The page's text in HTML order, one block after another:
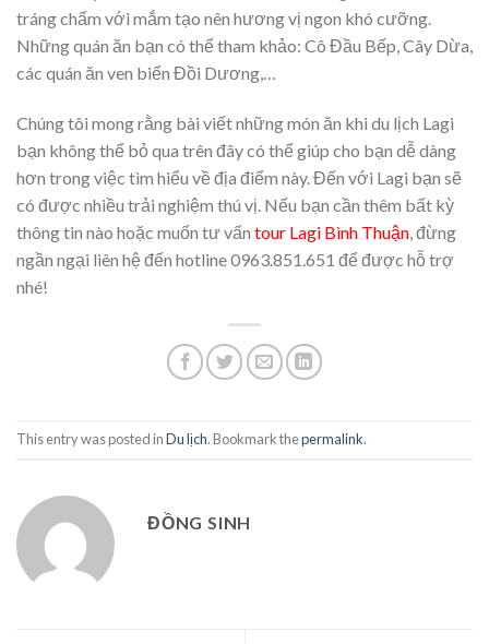
tráng chấm với mắm tạo nên hương vị ngon khó cưỡng.
Những quán ăn bạn có thể tham khảo: Cô Đầu Bếp, Cây Dừa,
các quán ăn ven biển Đồi Dương,…
Chúng tôi mong rằng bài viết những món ăn khi du lịch Lagi
bạn không thể bỏ qua trên đây có thể giúp cho bạn dễ dàng
hơn trong việc tìm hiểu về địa điểm này. Đến với Lagi bạn sẽ
có được nhiều trải nghiệm thú vị. Nếu bạn cần thêm bất kỳ
thông tin nào hoặc muốn tư vấn tour Lagi Bình Thuận, đừng
ngần ngại liên hệ đến hotline 0963.851.651 để được hỗ trợ
nhé!
This entry was posted inDu lịch. Bookmark thepermalink.
ĐỒNG SINH